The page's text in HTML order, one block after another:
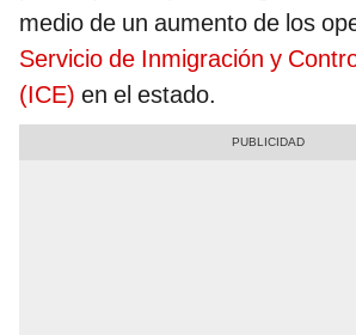
medio de un aumento de los
Servicio de Inmigración y
(ICE) en el estado.